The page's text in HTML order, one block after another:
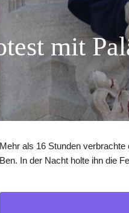
mit
Mehr als 16 Stunden
Ben. In der Nacht holte ihn die